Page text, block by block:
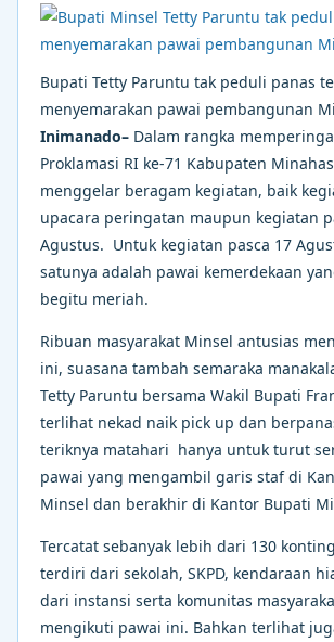
Bupati Tetty Paruntu tak peduli panas
menyemarakan pawai pembangunan
Inimanado– Dalam rangka
Proklamasi RI ke-71 Kabupaten
menggelar beragam kegiatan, baik
upacara peringatan maupun kegiatan
Agustus. Untuk kegiatan pasca 17
satunya adalah pawai kemerdekaan
begitu meriah.
Ribuan masyarakat Minsel antusias
ini, suasana tambah semaraka
Tetty Paruntu bersama Wakil Bupati
terlihat nekad naik pick up dan
teriknya matahari hanya untuk turut
pawai yang mengambil garis staf di
Minsel dan berakhir di Kantor Bupati
Tercatat sebanyak lebih dari 130
terdiri dari sekolah, SKPD, kendaraan
dari instansi serta komunitas
mengikuti pawai ini. Bahkan terlihat